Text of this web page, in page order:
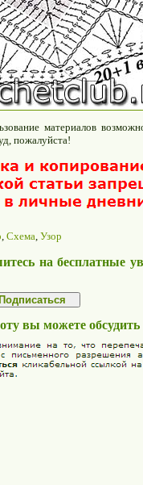
материалов
пожалуйста!
Схема Узор
на бесплатные
вы можете